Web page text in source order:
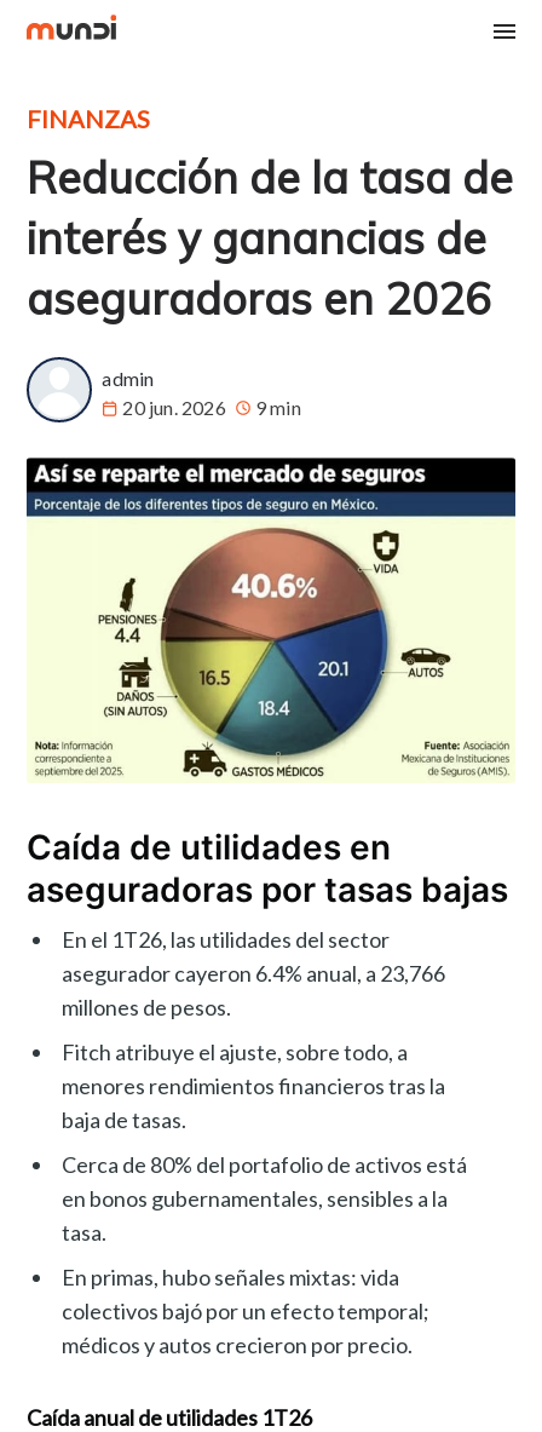
FINANZAS
Reducción de la tasa de
interés y ganancias de
aseguradoras en 2026
admin
20 jun. 2026
9 min
Caída de utilidades en
aseguradoras por tasas bajas
En el 1T26, las utilidades del sector
asegurador cayeron 6.4% anual, a 23,766
millones de pesos.
Fitch atribuye el ajuste, sobre todo, a
menores rendimientos financieros tras la
baja de tasas.
Cerca de 80% del portafolio de activos está
en bonos gubernamentales, sensibles a la
tasa.
En primas, hubo señales mixtas: vida
colectivos bajó por un efecto temporal;
médicos y autos crecieron por precio.
Caída anual de utilidades 1T26